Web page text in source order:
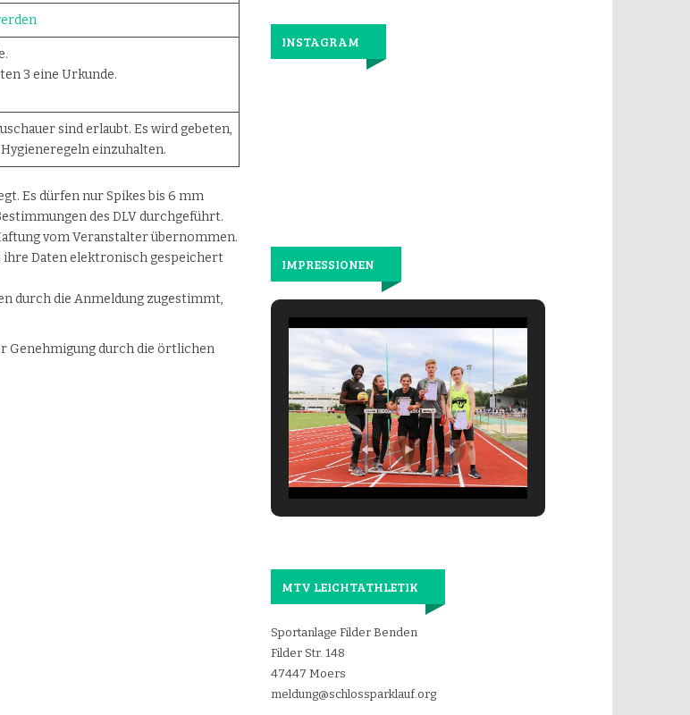
3 eine Urkunde.
sind erlaubt. Es wird gebeten,
einzuhalten.
Es dürfen nur Spikes bis 6 mm
des DLV durchgeführt.
vom Veranstalter übernommen.
ihre Daten elektronisch gespeichert
durch die Anmeldung zugestimmt,
Genehmigung durch die örtlichen
INSTAGRAM
IMPRESSIONEN
MTV LEICHTATHLETIK
Sportanlage Filder Benden
Filder Str. 148
47447 Moers
meldung@schlossparklauf.org